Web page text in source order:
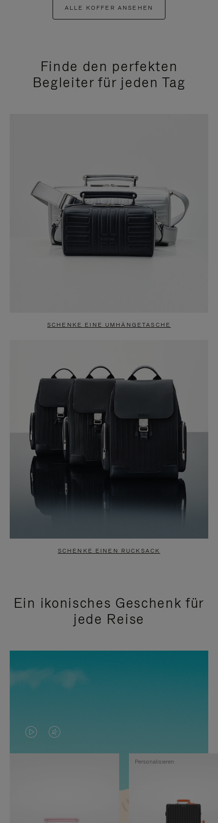
ALLE KOFFER ANSEHEN
Finde den perfekten
Begleiter für jeden Tag
SCHENKE EINE UMHÄNGETASCHE
SCHENKE EINEN RUCKSACK
Ein ikonisches Geschenk für
jede Reise
DAS
VIDEO
VIDEO
IST
Personalisieren